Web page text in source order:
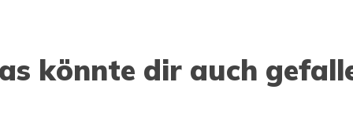
könnte dir auch